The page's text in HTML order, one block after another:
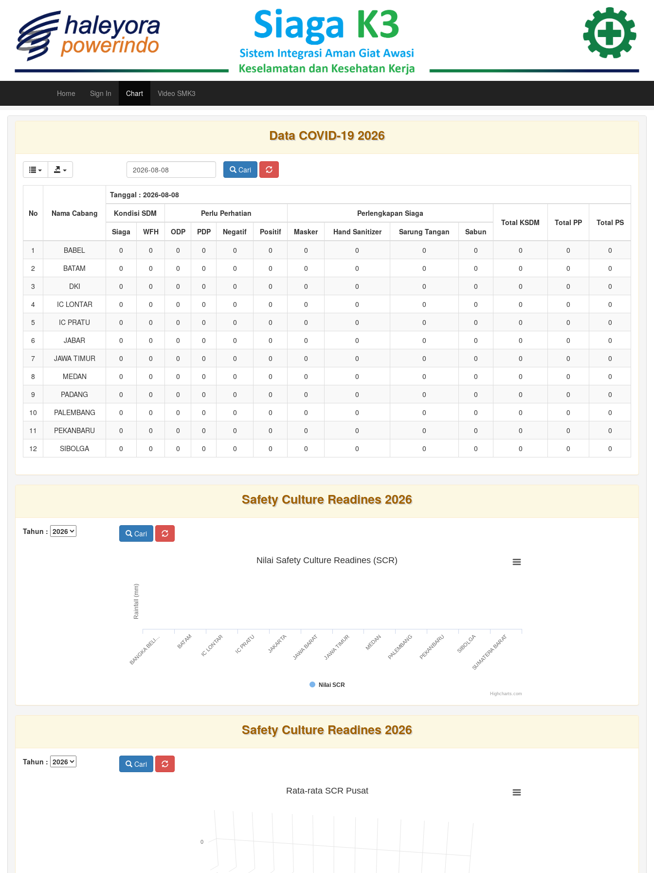
Home Sign In Chart Video SMK3
Data COVID-19 2026
Cari
No Nama Cabang
Tanggal : 2026-08-08
Kondisi SDM
Perlu Perhatian
Perlengkapan Siaga
Total KSDM
Total PP
Total PS
Siaga
WFH ODP PDP Negatif Positif Masker Hand Sanitizer Sarung Tangan
Sabun
1
BABEL 0 0 0 0 0 0 0 0 0 0 0 0
0
2
BATAM 0 0 0 0 0 0 0 0 0 0 0 0
0
3
DKI 0 0 0 0 0 0 0 0 0 0 0 0
0
4
IC LONTAR 0 0 0 0 0 0 0 0 0 0 0 0
0
5
IC PRATU 0 0 0 0 0 0 0 0 0 0 0 0
0
6
JABAR 0 0 0 0 0 0 0 0 0 0 0 0
0
7
JAWA TIMUR 0 0 0 0 0 0 0 0 0 0 0 0
0
8
MEDAN 0 0 0 0 0 0 0 0 0 0 0 0
0
9
PADANG 0 0 0 0 0 0 0 0 0 0 0 0
0
10
PALEMBANG 0 0 0 0 0 0 0 0 0 0 0 0
0
11
PEKANBARU 0 0 0 0 0 0 0 0 0 0 0 0
0
12
SIBOLGA 0 0 0 0 0 0 0 0 0 0 0 0 0
Safety Culture Readines 2026
Tahun : Cari
Rainfall (mm)
Nilai Safety Culture Readines (SCR)
Nilai SCR
BANGKA BELI… BATAM IC LONTAR IC PRATU JAKARTA JAWA BARAT JAWA TIMUR MEDAN PALEMBANG PEKANBARU SIBOLGASUMATERA BARAT
Highcharts.com
Safety Culture Readines 2026
Tahun : Cari
Rata-rata SCR Pusat
0